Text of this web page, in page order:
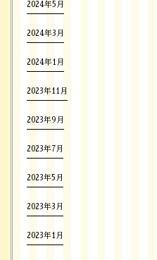
2024年5月
2024年3月
2024年1月
2023年11月
2023年9月
2023年7月
2023年5月
2023年3月
2023年1月